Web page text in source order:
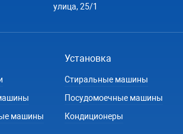
улица, 25/1
машины
Установка
Стиральные машины
Посудомоечные машины
Кондиционеры